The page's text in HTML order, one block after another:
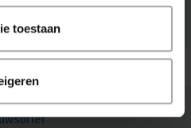
toestaan
sa/nv - Theme by